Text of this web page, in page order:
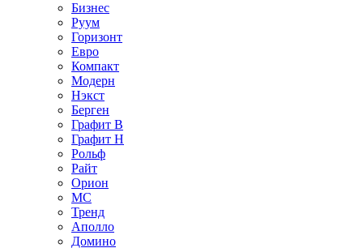
Бизнес
Руум
Горизонт
Евро
Компакт
Модерн
Нэкст
Берген
Графит В
Графит Н
Рольф
Райт
Орион
МС
Тренд
Аполло
Домино